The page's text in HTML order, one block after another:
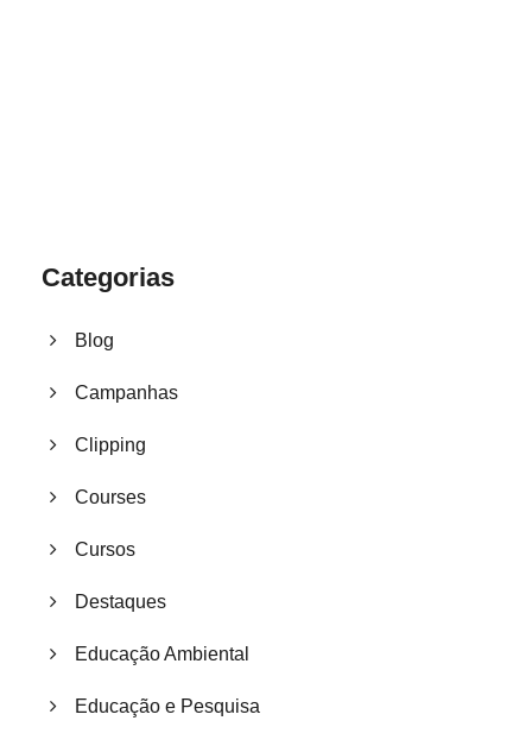
Categorias
Blog
Campanhas
Clipping
Courses
Cursos
Destaques
Educação Ambiental
Educação e Pesquisa